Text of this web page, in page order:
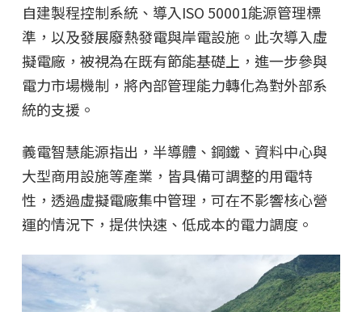
自建製程控制系統、導入ISO 50001能源管理標
準，以及發展廢熱發電與岸電設施。此次導入虛
擬電廠，被視為在既有節能基礎上，進一步參與
電力市場機制，將內部管理能力轉化為對外部系
統的支援。
義電智慧能源指出，半導體、鋼鐵、資料中心與
大型商用設施等產業，皆具備可調整的用電特
性，透過虛擬電廠集中管理，可在不影響核心營
運的情況下，提供快速、低成本的電力調度。